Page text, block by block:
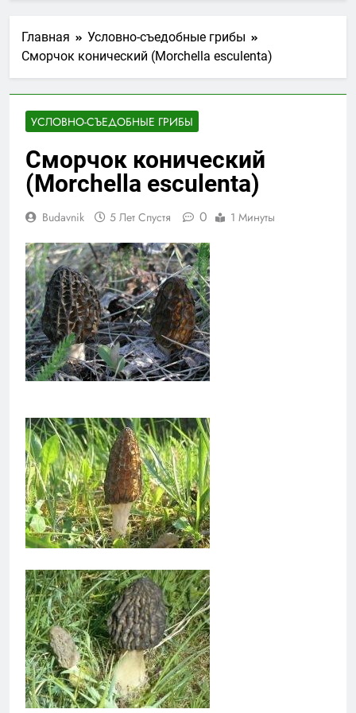
Главная
Условно-съедобные грибы
Сморчок конический (Morchella esculenta)
УСЛОВНО-СЪЕДОБНЫЕ ГРИБЫ
Сморчок конический
(Morchella esculenta)
Budavnik 5 Лет Спустя 0 1 Минуты